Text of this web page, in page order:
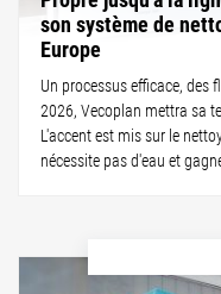
son système de
Europe
Un processus efficace, des
2026, Vecoplan mettra sa
L'accent est mis sur le
nécessite pas d'eau et